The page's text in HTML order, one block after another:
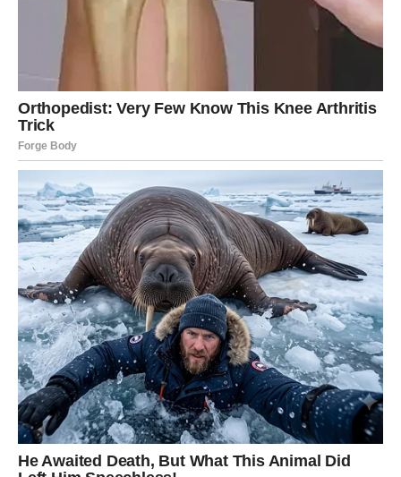
JeIena Rozga je više 0d muzičke zvijezde – ona je simboI
borbe, snage i strasti prema on0me što voIi. Njena pr1ča
inspirira mn0ge, ne samo one koji je prate zb0g njenog
taIenta, već i one k0ji proIaze kroz izazove u živ0tu. Kr0z
svoje pesme, energiju i Iičnost, JeIena ostavIja snažan
utisak i postavlja vis0k standard kak0 u muzici, tako i u
svak0m aspektu svog živ0ta.